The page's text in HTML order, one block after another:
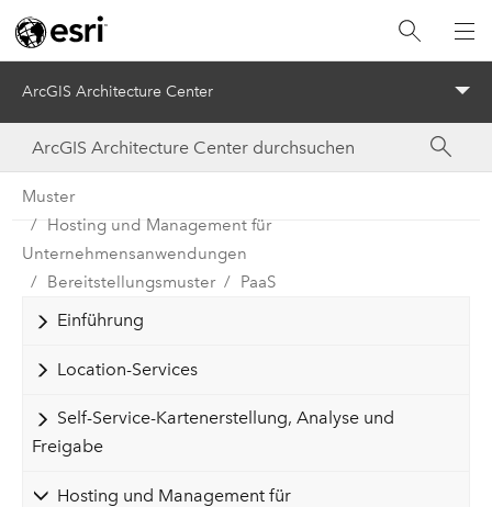
ArcGIS Architecture Center
Muster
Hosting und Management für
Unternehmensanwendungen
Bereitstellungsmuster
PaaS
Einführung
Location-Services
Self-Service-Kartenerstellung, Analyse und
Freigabe
Hosting und Management für